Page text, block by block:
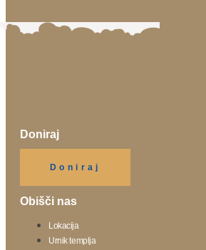
Doniraj
Doniraj
Obišči nas
Lokacija
Urnik templja